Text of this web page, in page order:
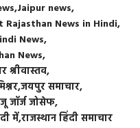
Jaipur news
Rajasthan News in Hindi
News
News
जयपुर समाचार
जॉर्ज जोसेफ
मेंराजस्थान हिंदी समाचार